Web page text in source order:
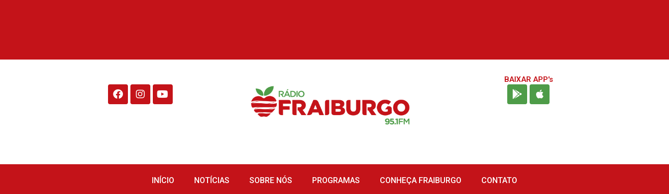
BAIXAR APP's
INÍCIO NOTÍCIAS SOBRE NÓS PROGRAMAS CONHEÇA FRAIBURGO CONTATO